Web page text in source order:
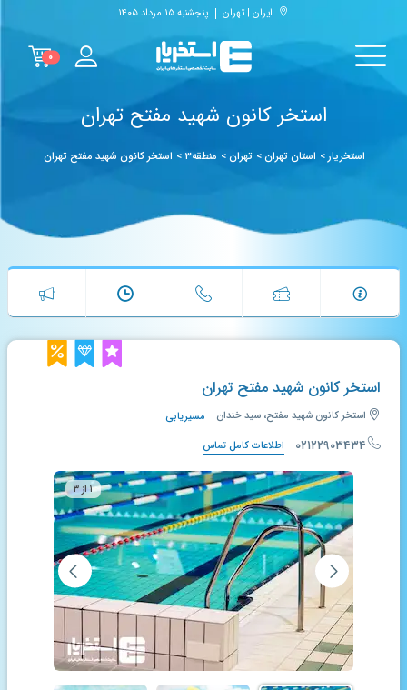
ایران | تهران پنجشنبه ۱۵ مرداد ۱۴۰۵
۰
استخر کانون شهید مفتح تهران
استخریار> استان تهران> تهران> منطقه۳ > استخر کانون شهید مفتح تهران
استخر کانون شهید مفتح تهران
استخر کانون شهید مفتح، سید خندان مسیریابی
۰۲۱۲۲۹۰۳۴۳۴ اطلاعات کامل تماس
۱ از ۳